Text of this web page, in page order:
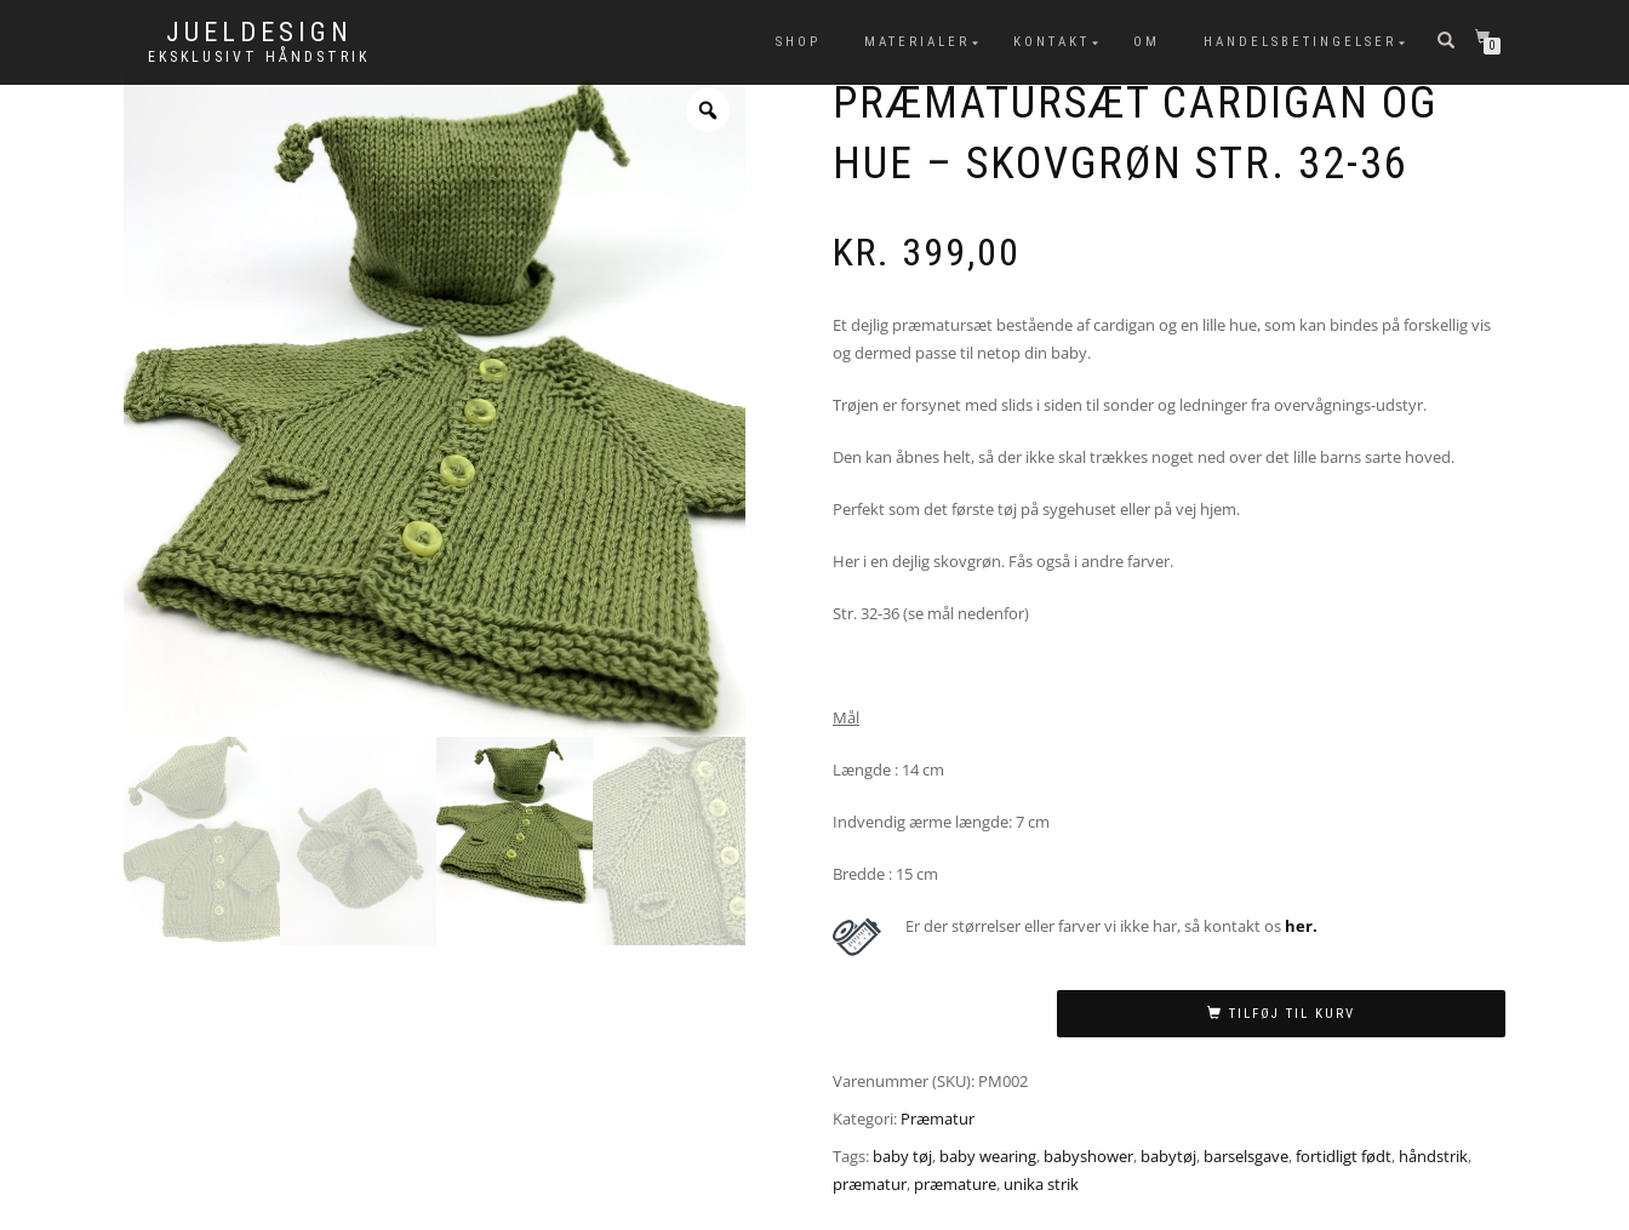
JUELDESIGN
EKSKLUSIVT HÅNDSTRIK
SHOP MATERIALER KONTAKT OM HANDELSBETINGELSER 0
PRÆMATURSÆT CARDIGAN OG
HUE – SKOVGRØN STR. 32-36
KR. 399,00
Et dejlig præmatursæt bestående af cardigan og en lille hue, som kan bindes på forskellig vis
og dermed passe til netop din baby.
Trøjen er forsynet med slids i siden til sonder og ledninger fra overvågnings-udstyr.
Den kan åbnes helt, så der ikke skal trækkes noget ned over det lille barns sarte hoved.
Perfekt som det første tøj på sygehuset eller på vej hjem.
Her i en dejlig skovgrøn. Fås også i andre farver.
Str. 32-36 (se mål nedenfor)
Mål
Længde : 14 cm
Indvendig ærme længde: 7 cm
Bredde : 15 cm
Er der størrelser eller farver vi ikke har, så kontakt os her.
TILFØJ TIL KURV
Varenummer (SKU): PM002
Kategori: Præmatur
Tags: baby tøj, baby wearing, babyshower, babytøj, barselsgave,fortidligt født, håndstrik,
præmatur, præmature, unika strik